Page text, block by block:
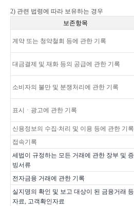
2) 관련 법령에 따라 보유하는 경우
보존항목
계약 또는 청약철회 등에 관한 기록
대금결제 및 재화 등의 공급에 관한 기록
소비자의 불만 및 분쟁처리에 관한 기록
표시 ㆍ 광고에 관한 기록
신용정보의 수집 ∙처리 및 이용 등에 관한 기록
접속기록
세법이 규정하는 모든 거래에 관한 장부 및 증
빙서류
전자금융 거래에 관한 기록
실지명의 확인 및 보고 대상이 된 금융거래 등
자료, 고객확인자료